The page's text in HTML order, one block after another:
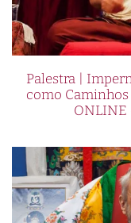
Palestra |
como
ONLINE